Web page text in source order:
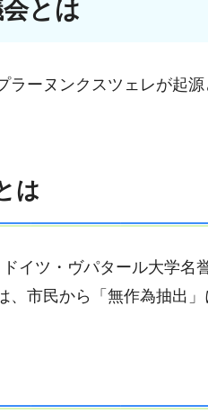
とは
ラーヌンクスツェレが起
は
イツ・ヴパタール大学名
市民から「無作為抽出」